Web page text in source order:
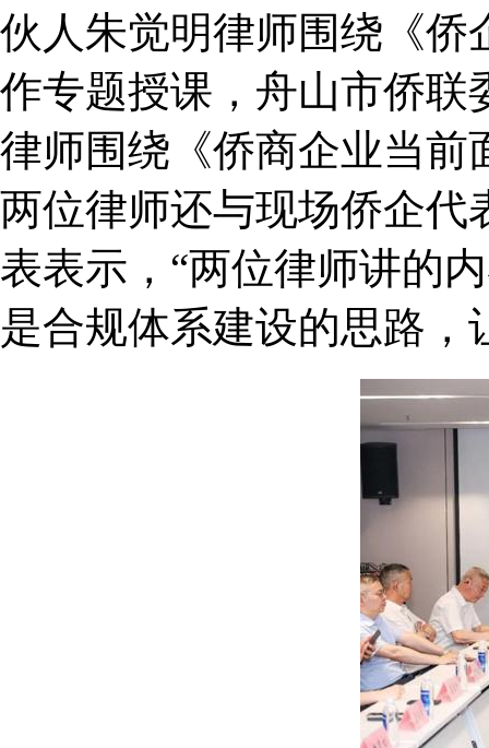
伙人朱觉明律师围绕《侨
作专题授课，舟山市侨联
律师围绕《侨商企业当前
两位律师还与现场侨企代
表表示，“两位律师讲的
是合规体系建设的思路，